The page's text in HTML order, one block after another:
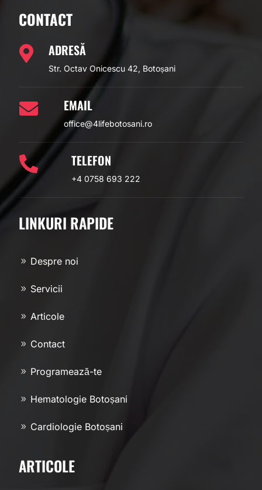
CONTACT
 ADRESĂ
Str. Octav Onicescu 42, Botoșani
 EMAIL
office@4lifebotosani.ro
 TELEFON
+4 0758 693 222
LINKURI RAPIDE
Despre noi
Servicii
Articole
Contact
Programează-te
Hematologie Botoșani
Cardiologie Botoșani
ARTICOLE